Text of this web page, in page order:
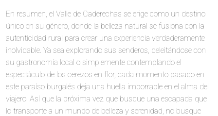
En resumen, el Valle de Caderechas se erige como un destino
único en su género, donde la belleza natural se fusiona con la
autenticidad rural para crear una experiencia verdaderamente
inolvidable. Ya sea explorando sus senderos, deleitándose con
su gastronomía local o simplemente contemplando el
espectáculo de los cerezos en flor, cada momento pasado en
este paraíso burgalés deja una huella imborrable en el alma del
viajero. Así que la próxima vez que busque una escapada que
lo transporte a un mundo de belleza y serenidad, no busque